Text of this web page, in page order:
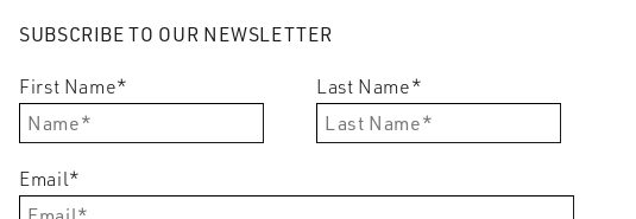
SUBSCRIBE TO OUR NEWSLETTER
First Name* Last Name*
Email*